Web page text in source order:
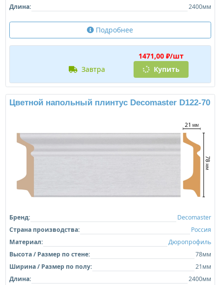
Длина:
2400мм
Подробнее
1471,00 ₽/шт
завтра
Купить
Цветной напольный плинтус Decomaster D122-70
Бренд:
Decomaster
Страна производства:
Россия
Материал:
Дюропрофиль
Высота / Размер по стене:
78мм
Ширина / Размер по полу:
21мм
Длина:
2400мм